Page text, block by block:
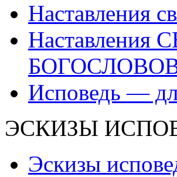
Наставления
Исповедь —
ЭСКИЗЫ
Эскизы